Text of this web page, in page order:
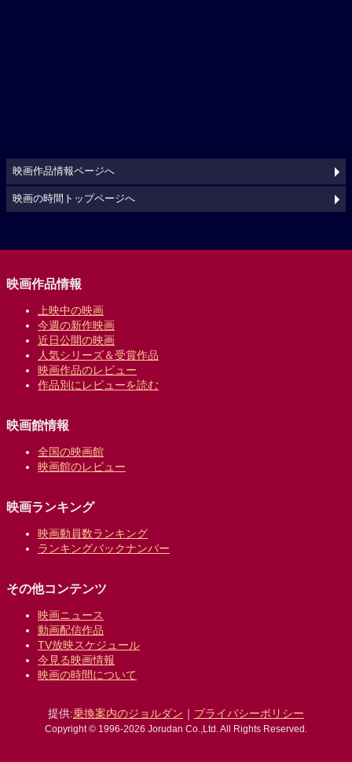
映画作品情報ページへ
映画の時間トップページへ
映画作品情報
上映中の映画
今週の新作映画
近日公開の映画
人気シリーズ＆受賞作品
映画作品のレビュー
作品別にレビューを読む
映画館情報
全国の映画館
映画館のレビュー
映画ランキング
映画動員数ランキング
ランキングバックナンバー
その他コンテンツ
映画ニュース
動画配信作品
TV放映スケジュール
今見る映画情報
映画の時間について
提供:乗換案内のジョルダン ｜ プライバシーポリシー
Copyright © 1996-2026 Jorudan Co.,Ltd. All Rights Reserved.